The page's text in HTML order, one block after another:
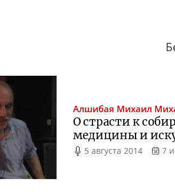
Алшибая Михаил
О страсти к
медицины и
5 августа 2014 7